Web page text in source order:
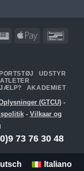
WesternApple
UDSTYR
AKADEMIET
(GTCU) -
- Vilkaar og
73 76 30 48
Italiano